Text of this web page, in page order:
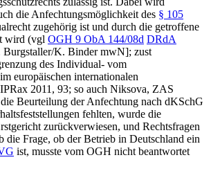
die Anfechtungsmöglichkeit des § 105
zugehörig ist und durch die getroffene
wird (vgl OGH 9 ObA 144/08d DRdA
Burgstaller/K. BindermwN]; zust
des Individual- vom
europäischen internationalen
2011, 93; so auch Niksova, ZAS
Beurteilung der Anfechtung nach dKSchG
fehlten, wurde die
zurückverwiesen, und Rechtsfragen
die Frage, ob der Betrieb in Deutschland ein
ist, musste vom OGH nicht beantwortet